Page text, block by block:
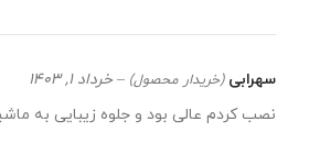
سهرابی(خریدار محصول) – خرداد 1, 1403
نصب کردم عالی بود و جلوه زیبایی به